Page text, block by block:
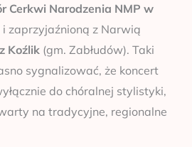
Cerkwi Narodzenia NMP w
i zaprzyjaźnioną z Narwią
Koźlik (gm. Zabłudów). Taki
sygnalizować, że koncert
do chóralnej stylistyki,
na tradycyjne, regionalne